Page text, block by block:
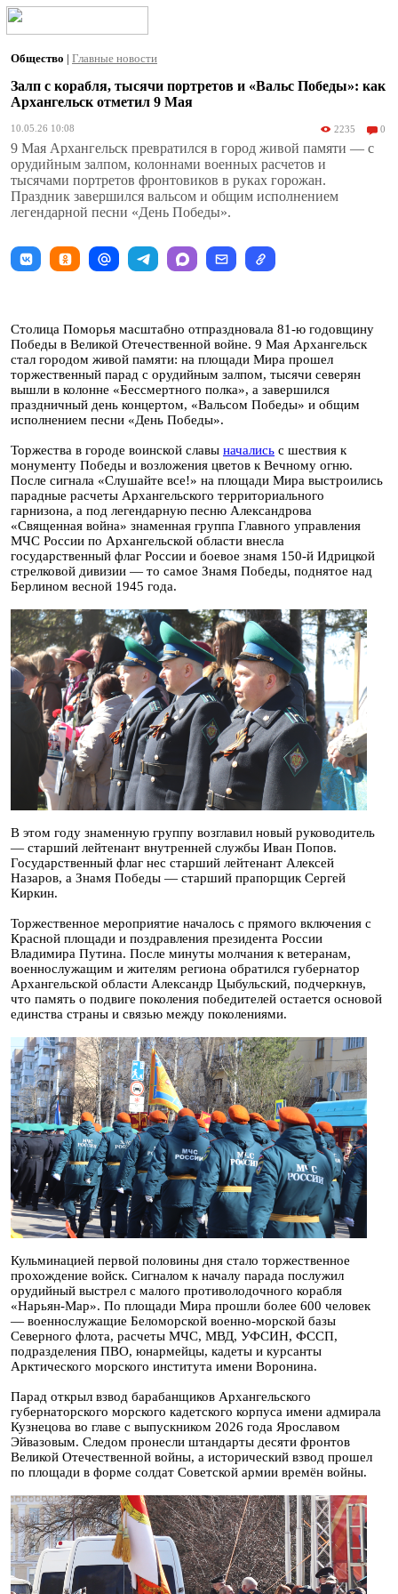
Общество | Главные новости
Залп с корабля, тысячи портретов и «Вальс Победы»: как
Архангельск отметил 9 Мая
10.05.26 10:08 2235 0
9 Мая Архангельск превратился в город живой памяти — с
орудийным залпом, колоннами военных расчетов и
тысячами портретов фронтовиков в руках горожан.
Праздник завершился вальсом и общим исполнением
легендарной песни «День Победы».
Столица Поморья масштабно отпраздновала 81-ю годовщину
Победы в Великой Отечественной войне. 9 Мая Архангельск
стал городом живой памяти: на площади Мира прошел
торжественный парад с орудийным залпом, тысячи северян
вышли в колонне «Бессмертного полка», а завершился
праздничный день концертом, «Вальсом Победы» и общим
исполнением песни «День Победы».
Торжества в городе воинской славы начались с шествия к
монументу Победы и возложения цветов к Вечному огню.
После сигнала «Слушайте все!» на площади Мира выстроились
парадные расчеты Архангельского территориального
гарнизона, а под легендарную песню Александрова
«Священная война» знаменная группа Главного управления
МЧС России по Архангельской области внесла
государственный флаг России и боевое знамя 150-й Идрицкой
стрелковой дивизии — то самое Знамя Победы, поднятое над
Берлином весной 1945 года.
В этом году знаменную группу возглавил новый руководитель
— старший лейтенант внутренней службы Иван Попов.
Государственный флаг нес старший лейтенант Алексей
Назаров, а Знамя Победы — старший прапорщик Сергей
Киркин.
Торжественное мероприятие началось с прямого включения с
Красной площади и поздравления президента России
Владимира Путина. После минуты молчания к ветеранам,
военнослужащим и жителям региона обратился губернатор
Архангельской области Александр Цыбульский, подчеркнув,
что память о подвиге поколения победителей остается основой
единства страны и связью между поколениями.
Кульминацией первой половины дня стало торжественное
прохождение войск. Сигналом к началу парада послужил
орудийный выстрел с малого противолодочного корабля
«Нарьян-Мар». По площади Мира прошли более 600 человек
— военнослужащие Беломорской военно-морской базы
Северного флота, расчеты МЧС, МВД, УФСИН, ФССП,
подразделения ПВО, юнармейцы, кадеты и курсанты
Арктического морского института имени Воронина.
Парад открыл взвод барабанщиков Архангельского
губернаторского морского кадетского корпуса имени адмирала
Кузнецова во главе с выпускником 2026 года Ярославом
Эйвазовым. Следом пронесли штандарты десяти фронтов
Великой Отечественной войны, а исторический взвод прошел
по площади в форме солдат Советской армии времён войны.